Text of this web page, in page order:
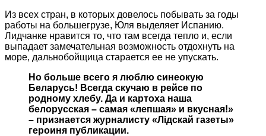
Из всех стран, в которых довелось побывать за годы
работы на большегрузе, Юля выделяет Испанию.
Лидчанке нравится то, что там всегда тепло и, если
выпадает замечательная возможность отдохнуть на
море, дальнобойщица старается ее не упускать.
Но больше всего я люблю синеокую
Беларусь! Всегда скучаю в рейсе по
родному хлебу. Да и картоха наша
белорусская – самая «лепшая» и вкусная!»
– признается журналисту «Лідскай газеты»
героиня публикации.